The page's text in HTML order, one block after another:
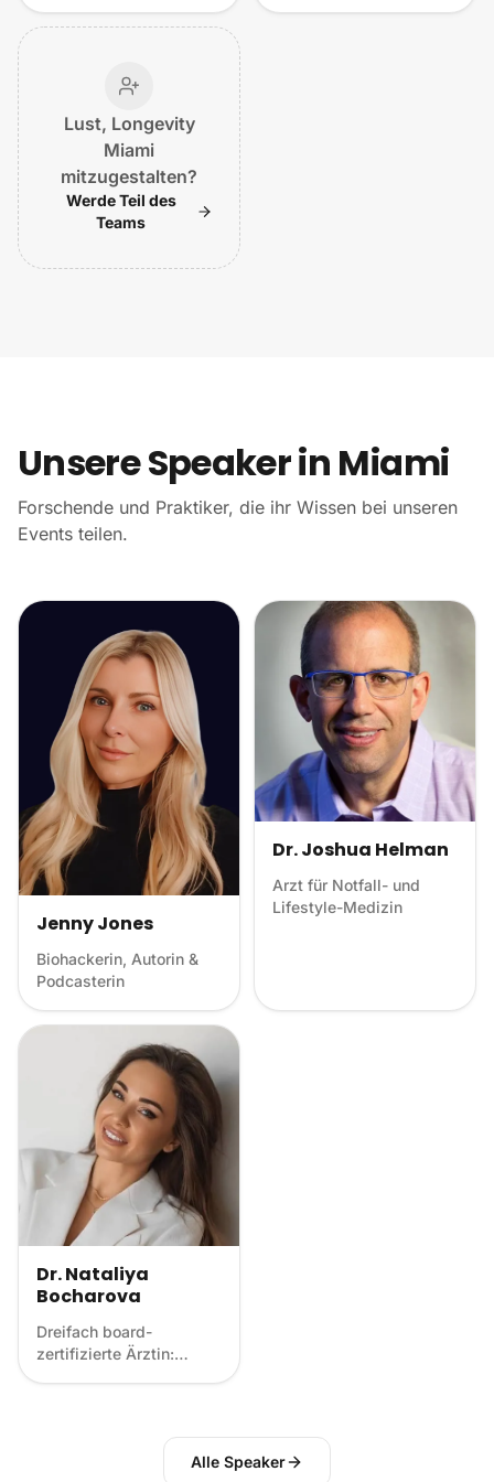
Lust, Longevity
Miami
mitzugestalten?
Werde Teil des
Teams
Unsere Speaker in Miami
Forschende und Praktiker, die ihr Wissen bei unseren
Events teilen.
Jenny Jones
Biohackerin, Autorin &
Podcasterin
Dr. Joshua Helman
Arzt für Notfall- und
Lifestyle-Medizin
Dr. Nataliya
Bocharova
Dreifach board-
zertifizierte Ärztin:
Alle Speaker